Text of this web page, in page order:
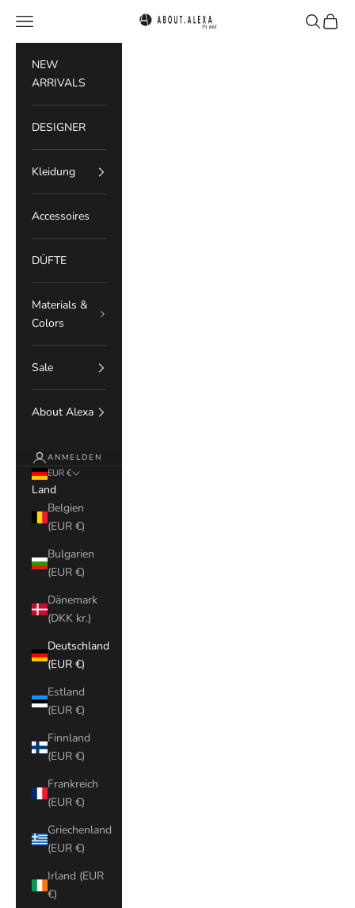
ABOUT.ALEXA
Menü Suchen
NEW
ARRIVALS
DESIGNER
Kleidung
Accessoires
DÜFTE
Materials &
Colors
Sale
About Alexa
ANMELDEN
EUR €
Land
Belgien
(EUR €)
Bulgarien
(EUR €)
Dänemark
(DKK kr.)
Deutschland
(EUR €)
Estland
(EUR €)
Finnland
(EUR €)
Frankreich
(EUR €)
Griechenland
(EUR €)
Irland (EUR
€)